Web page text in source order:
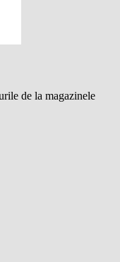
de la magazinele